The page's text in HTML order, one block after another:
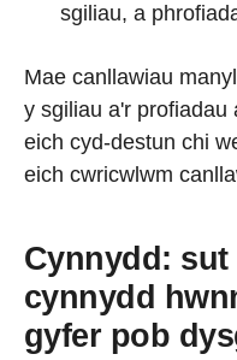
sgiliau, a
Mae canllawiau
y sgiliau a'r profiadau
eich cyd-destun chi
eich cwricwlwm
Cynnydd:
cynnydd
gyfer pob